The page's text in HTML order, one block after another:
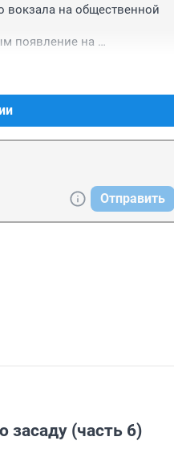
вокзала на общественной
появление на
Отправить
засаду (часть 6)